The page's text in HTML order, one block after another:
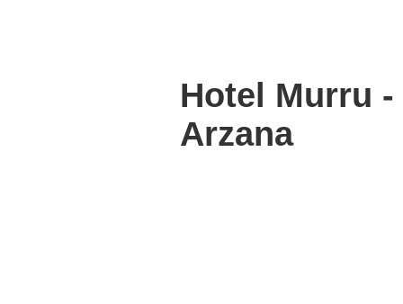
Hotel Murru
Arzana